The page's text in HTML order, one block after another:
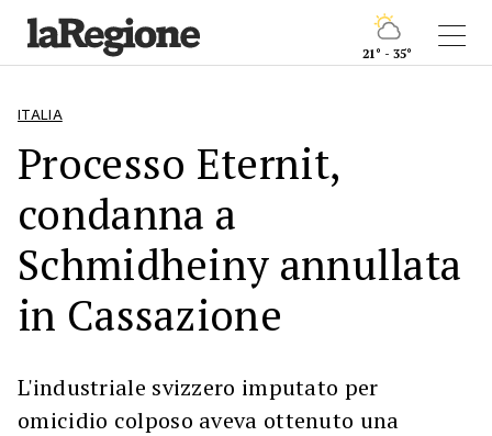
21° - 35°
ITALIA
Processo Eternit,
condanna a
Schmidheiny annullata
in Cassazione
L'industriale svizzero imputato per
omicidio colposo aveva ottenuto una